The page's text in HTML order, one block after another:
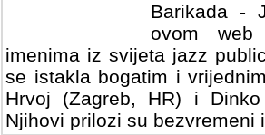
Barikada -
ovom web
imenima iz svijeta jazz
se istakla bogatim i
Hrvoj (Zagreb, HR) i
Njihovi prilozi su bezvremeni